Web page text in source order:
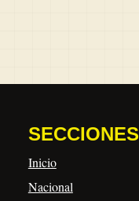
SECCIONES
Inicio
Nacional